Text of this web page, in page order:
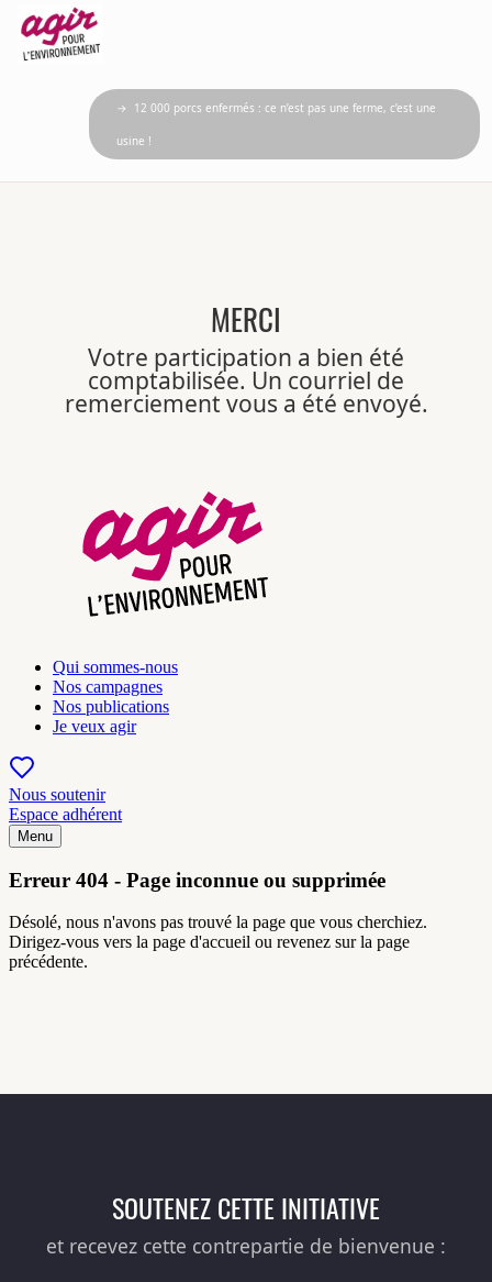
→ 12 000 porcs enfermés : ce n’est pas une ferme, c’est une
usine !
MERCI
Votre participation a bien été
comptabilisée. Un courriel de
remerciement vous a été envoyé.
SOUTENEZ CETTE INITIATIVE
et recevez cette contrepartie de bienvenue :